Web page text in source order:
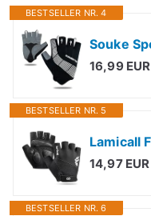
BESTSELLER NR. 4
16,99 EUR
BESTSELLER NR. 5
14,97 EUR
BESTSELLER NR. 6